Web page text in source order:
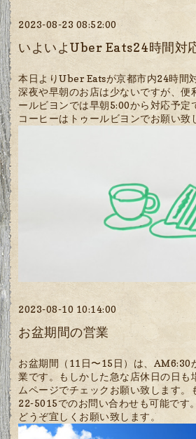
2023-08-23 08:52:00
いよいよUber Eats24時間対応
本日よりUber Eatsが京都市内24時間
深夜や早朝のお店は少ないですが、便
ールビヨンでは早朝5:00から対応予定
コーヒーはトゥールビヨンでお願い致
2023-08-10 10:14:00
お盆期間の営業
お盆期間（11日〜15日）は、AM6:30
業です。もしかした急な店休日の日も
ムページでチェックお願い致します
22-5015でのお問い合わせも可能です。
どうぞ宜しくお願い致します。